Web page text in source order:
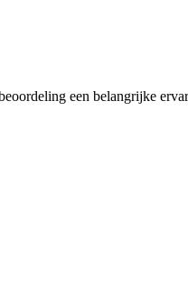
een belangrijke